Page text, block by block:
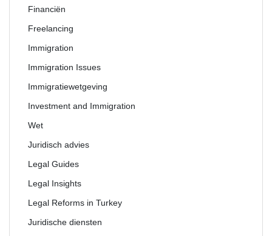
Financiën
Freelancing
Immigration
Immigration Issues
Immigratiewetgeving
Investment and Immigration
Wet
Juridisch advies
Legal Guides
Legal Insights
Legal Reforms in Turkey
Juridische diensten